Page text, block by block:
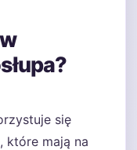
się
które mają na